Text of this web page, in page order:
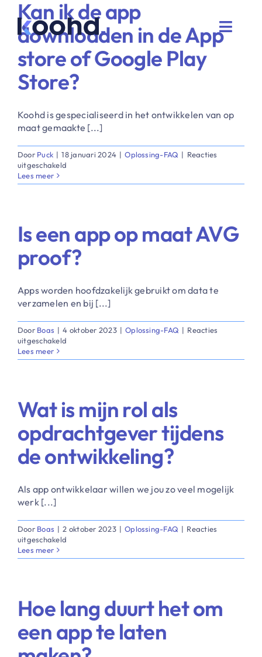
naar
inhoud
Toggle
Proces
Maatwerk
Cases
Over
Contact
Kan ik de app
downloaden in de App
store of Google Play
Store?
Koohd is gespecialiseerd in het ontwikkelen van op
maat gemaakte [...]
Door Puck | 18 januari 2024 | Oplossing-FAQ | Reacties
uitgeschakeld
ik
de
App
store
Play
Store?
Lees meer
Is een app op maat AVG
proof?
​Apps worden hoofdzakelijk gebruikt om data te
verzamelen en bij [...]
Door Boas | 4 oktober 2023 | Oplossing-FAQ | Reacties
uitgeschakeld
een
proof?
Lees meer
Wat is mijn rol als
opdrachtgever tijdens
de ontwikkeling?
​Als app ontwikkelaar willen we jou zo veel mogelijk
werk [...]
Door Boas | 2 oktober 2023 | Oplossing-FAQ | Reacties
uitgeschakeld
is
opdrachtgever
tijdens
ontwikkeling?
Lees meer
Hoe lang duurt het om
een app te laten